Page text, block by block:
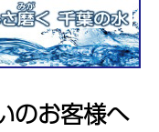
のお客様へ